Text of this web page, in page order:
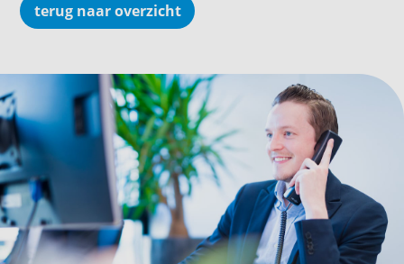
terug naar overzicht